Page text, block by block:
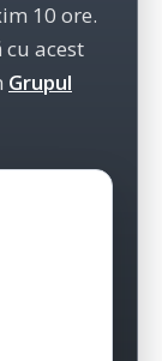
10 ore.
acest
Grupul